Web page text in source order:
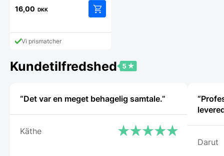
16,00 DKK
Vi prismatcher
Kundetilfredshed
“Det var en meget behagelig samtale.”
Käthe
Darut